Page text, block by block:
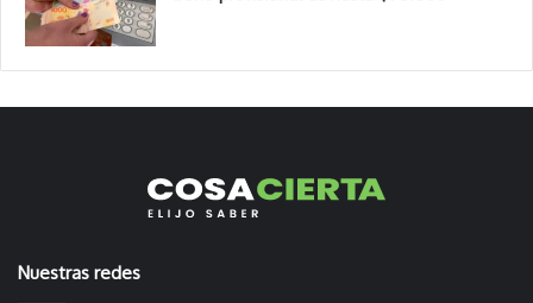
Nuestras redes